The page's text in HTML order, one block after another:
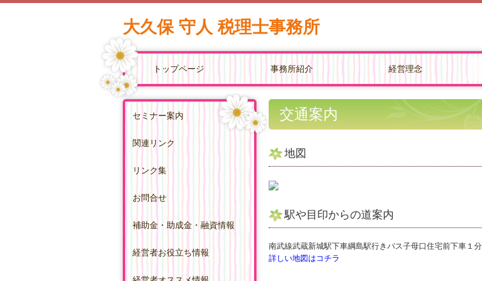
大久保 守人 税理士事務所
トップページ 事務所紹介 経営理念
セミナー案内
関連リンク
リンク集
お問合せ
補助金・助成金・融資情報
経営者お役立ち情報
交通案内
地図
駅や目印からの道案内
南武線武蔵新城駅下車綱島駅行きバス子母口住宅前下車１分
詳しい地図はコチラ